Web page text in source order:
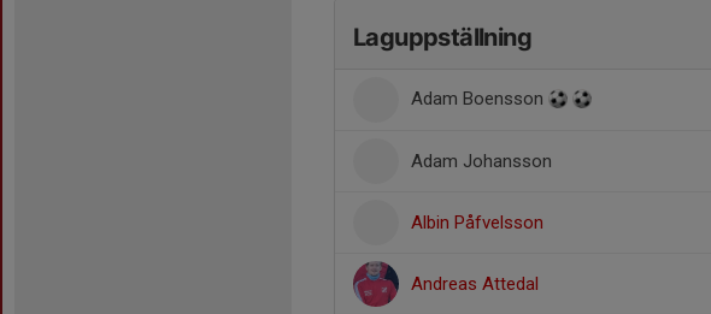
Laguppställning
Adam Boensson
Adam Johansson
Albin Påfvelsson
Andreas Attedal